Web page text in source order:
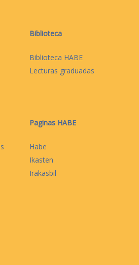
Biblioteca
Biblioteca HABE
Lecturas graduadas
Paginas HABE
Habe
Ikasten
Irakasbil